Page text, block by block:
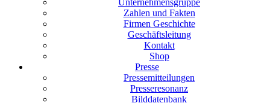
Unternehmensgruppe
Zahlen und Fakten
Firmen Geschichte
Geschäftsleitung
Kontakt
Shop
Presse
Pressemitteilungen
Presseresonanz
Bilddatenbank